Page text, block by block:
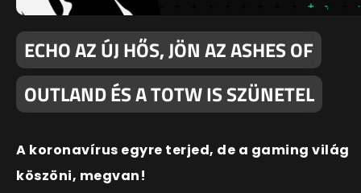
ECHO AZ ÚJ HŐS, JÖN AZ ASHES OF
OUTLAND ÉS A TOTW IS SZÜNETEL
A koronavírus egyre terjed, de a gaming világ
köszöni, megvan!